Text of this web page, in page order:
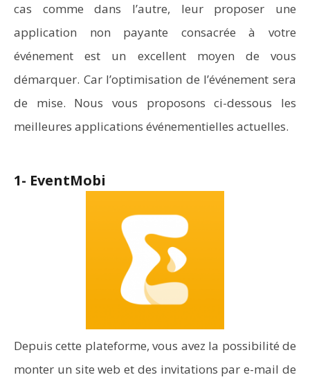
cas comme dans l’autre, leur proposer une
application non payante consacrée à votre
événement est un excellent moyen de vous
démarquer. Car l’optimisation de l’événement sera
de mise. Nous vous proposons ci-dessous les
meilleures applications événementielles actuelles.
1- EventMobi
Depuis cette plateforme, vous avez la possibilité de
monter un site web et des invitations par e-mail de